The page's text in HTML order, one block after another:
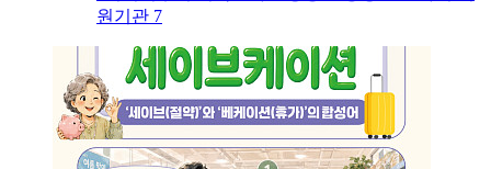
원기관 7